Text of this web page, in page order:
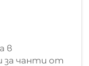
в
за чанти от